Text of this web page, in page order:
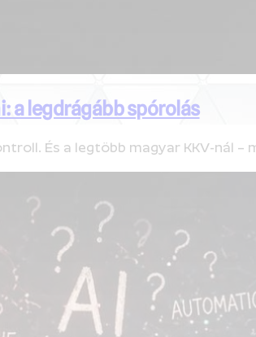
a legdrágább spórolás
És a legtöbb magyar KKV-nál